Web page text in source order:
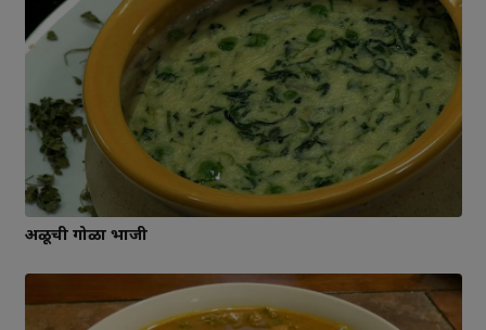
अळूची गोळा भाजी